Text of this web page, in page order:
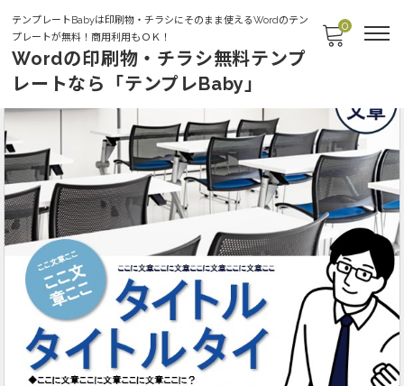
テンプレートBabyは印刷物・チラシにそのまま使えるWordのテン
プレートが無料！商用利用もＯＫ！
Wordの印刷物・チラシ無料テンプ
レートなら「テンプレBaby」
0